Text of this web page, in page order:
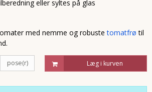
eller syltes på glas
med nemme og robustetomatfrø til
pose(r) Læg i kurven